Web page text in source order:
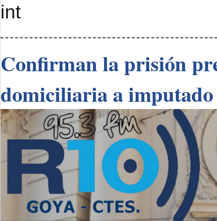
int
Confirman la prisión
domiciliaria a